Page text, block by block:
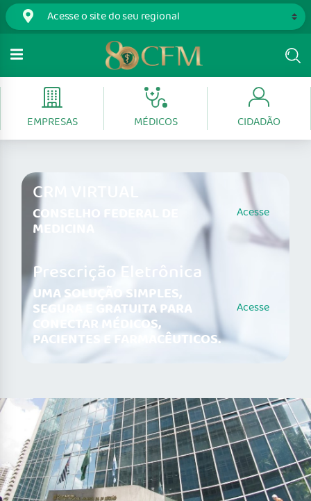
EMPRESAS MÉDICOS CIDADÃO
CRM VIRTUAL
CONSELHO FEDERAL DE
MEDICINA
Acesse
Prescrição Eletrônica
UMA SOLUÇÃO SIMPLES,
SEGURA E GRATUITA PARA
CONECTAR MÉDICOS,
PACIENTES E FARMACÊUTICOS.
Acesse